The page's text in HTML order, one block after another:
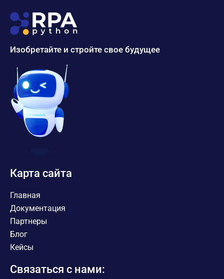
Изобретайте и стройте свое будущее
Карта сайта
Главная
Документация
Партнеры
Блог
Кейсы
Связаться с нами: